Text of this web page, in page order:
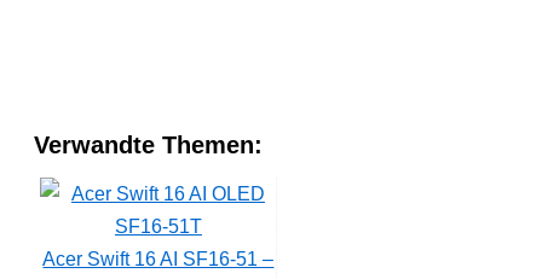
Verwandte Themen:
Acer Swift 16 AI SF16-51 –